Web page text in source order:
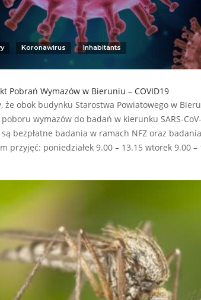
Koronawirus Inhabitants
Pobrań Wymazów w Bieruniu – COVID19
że obok budynku Starostwa Powiatowego w
wymazów do badań w kierunku SARS-
bezpłatne badania w ramach NFZ oraz
przyjęć: poniedziałek 9.00 – 13.15 wtorek 9.00